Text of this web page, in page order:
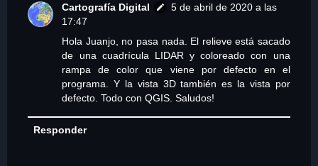
Cartografía Digital
5 de abril de 2020 a las
17:47
Hola Juanjo, no pasa nada. El relieve está sacado
de una cuadrícula LIDAR y coloreado con una
rampa de color que viene por defecto en el
programa. Y la vista 3D también es la vista por
defecto. Todo con QGIS. Saludos!
Responder